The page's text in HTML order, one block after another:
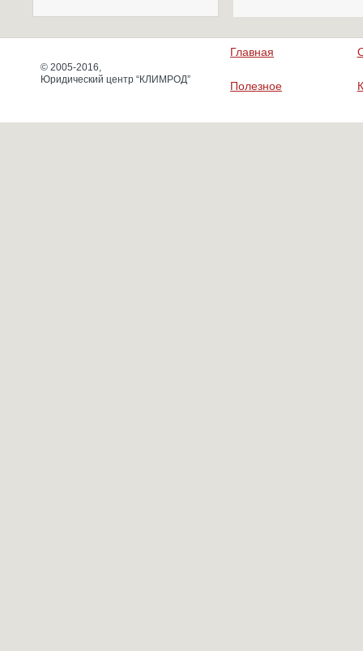
© 2005-2016,
Юридический центр “КЛИМРОД”
Главная
Полезное